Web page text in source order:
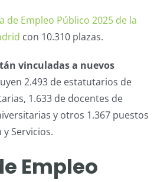
de Empleo Público 2025 de la
con 10.310 plazas.
vinculadas a nuevos
2.493 de estatutarios de
1.633 de docentes de
y otros 1.367 puestos
Servicios.
Empleo